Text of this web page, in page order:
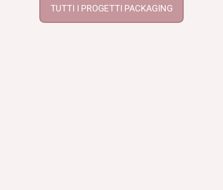
TUTTI I PROGETTI PACKAGING